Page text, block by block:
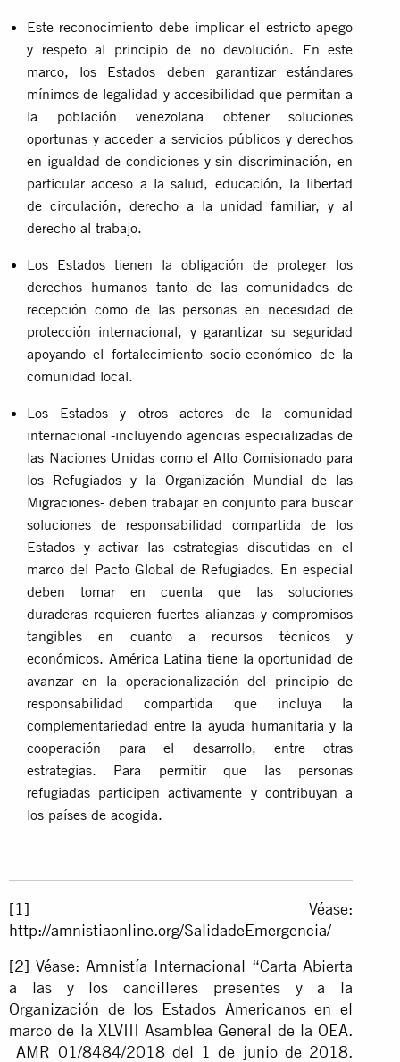
Este reconocimiento debe implicar el estricto apego
y respeto al principio de no devolución. En este
marco, los Estados deben garantizar estándares
mínimos de legalidad y accesibilidad que permitan a
la población venezolana obtener soluciones
oportunas y acceder a servicios públicos y derechos
en igualdad de condiciones y sin discriminación, en
particular acceso a la salud, educación, la libertad
de circulación, derecho a la unidad familiar, y al
derecho al trabajo.
Los Estados tienen la obligación de proteger los
derechos humanos tanto de las comunidades de
recepción como de las personas en necesidad de
protección internacional, y garantizar su seguridad
apoyando el fortalecimiento socio-económico de la
comunidad local.
Los Estados y otros actores de la comunidad
internacional -incluyendo agencias especializadas de
las Naciones Unidas como el Alto Comisionado para
los Refugiados y la Organización Mundial de las
Migraciones- deben trabajar en conjunto para buscar
soluciones de responsabilidad compartida de los
Estados y activar las estrategias discutidas en el
marco del Pacto Global de Refugiados. En especial
deben tomar en cuenta que las soluciones
duraderas requieren fuertes alianzas y compromisos
tangibles en cuanto a recursos técnicos y
económicos. América Latina tiene la oportunidad de
avanzar en la operacionalización del principio de
responsabilidad compartida que incluya la
complementariedad entre la ayuda humanitaria y la
cooperación para el desarrollo, entre otras
estrategias. Para permitir que las personas
refugiadas participen activamente y contribuyan a
los países de acogida.
[1] Véase:
http://amnistiaonline.org/SalidadeEmergencia/
[2] Véase: Amnistía Internacional “Carta Abierta
a las y los cancilleres presentes y a la
Organización de los Estados Americanos en el
marco de la XLVIII Asamblea General de la OEA.
AMR 01/8484/2018 del 1 de junio de 2018.